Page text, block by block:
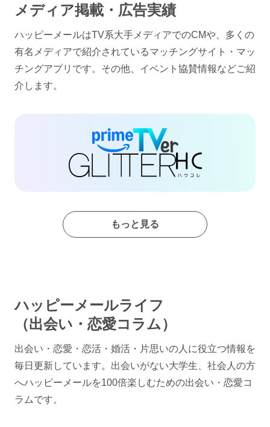
メディア掲載・広告実績
ハッピーメールはTV系大手メディアでのCMや、多くの
有名メディアで紹介されているマッチングサイト・マッ
チングアプリです。その他、イベント協賛情報などご紹
介します。
もっと見る
ハッピーメールライフ
（出会い・恋愛コラム）
出会い・恋愛・恋活・婚活・片思いの人に役立つ情報を
毎日更新しています。出会いがない大学生、社会人の方
へハッピーメールを100倍楽しむための出会い・恋愛コ
ラムです。